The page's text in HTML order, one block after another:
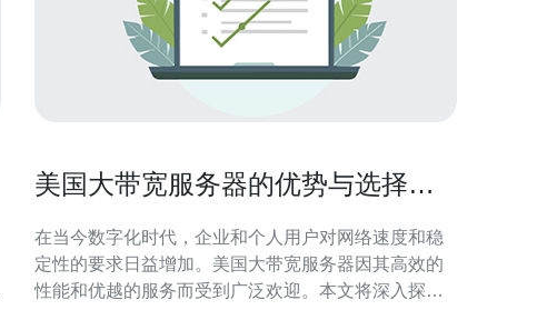
美国大带宽服务器的优势与选择指
在当今数字化时代，企业和个人用户对网络速度和稳
定性的要求日益增加。美国大带宽服务器因其高效的
性能和优越的服务而受到广泛欢迎。本文将深入探讨